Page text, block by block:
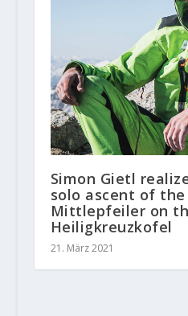
Simon Gietl
solo ascent of
Mittlepfeiler on
Heiligkreuzkofel
21. März 2021